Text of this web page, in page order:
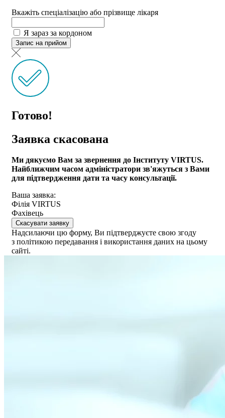
Вкажіть спеціалізацію або прізвище лікаря
Я зараз за кордоном
Запис на прийом
Готово!
Заявка скасована
Ми дякуємо Вам за звернення до Інституту VIRTUS.
Найближчим часом адмiнiстратори зв'яжуться з Вами
для пiдтвердження дати та часу консультацiï.
Ваша заявка:
Філія VIRTUS
Фахівець
Скасувати заявку
Надсилаючи цю форму, Ви підтверджуєте свою згоду
з політикою передавання і використання даних на цьому
сайті.